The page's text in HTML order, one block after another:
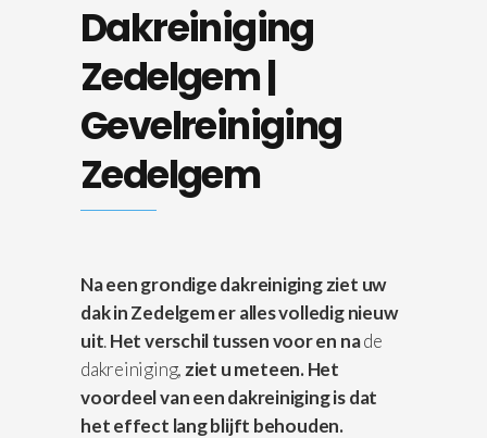
Dakreiniging
Zedelgem |
Gevelreiniging
Zedelgem
Na een grondige dakreiniging ziet uw
dak in Zedelgem er alles volledig nieuw
uit.Het verschiltussen voor en nade
dakreiniging, ziet u meteen. Het
voordeel van een dakreiniging is dat
het effect lang blijft behouden.